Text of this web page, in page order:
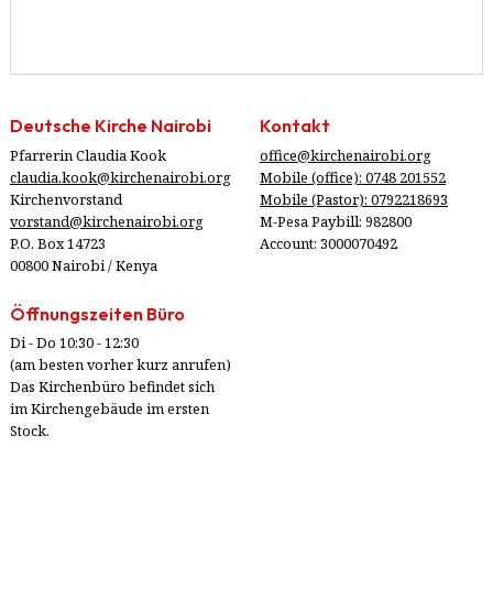
Deutsche Kirche Nairobi
Pfarrerin Claudia Kook
claudia.kook@kirchenairobi.org
Kirchenvorstand
vorstand@kirchenairobi.org
P.O. Box 14723
00800 Nairobi / Kenya
Kontakt
office@kirchenairobi.org
Mobile (office): 0748 201552
Mobile (Pastor): 0792218693
M-Pesa Paybill: 982800
Account: 3000070492
Öffnungszeiten Büro
Di - Do 10:30 - 12:30
(am besten vorher kurz anrufen)
Das Kirchenbüro befindet sich
im Kirchengebäude im ersten
Stock.